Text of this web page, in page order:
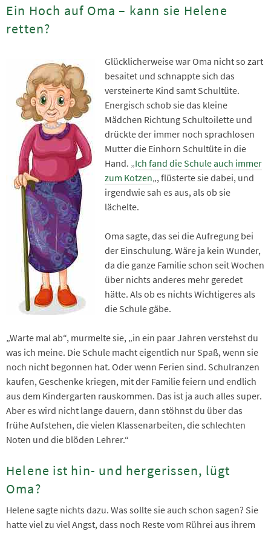
Ein Hoch auf Oma – kann sie Helene
retten?
Glücklicherweise war Oma nicht so zart
besaitet und schnappte sich das
versteinerte Kind samt Schultüte.
Energisch schob sie das kleine
Mädchen Richtung Schultoilette und
drückte der immer noch sprachlosen
Mutter die Einhorn Schultüte in die
Hand. „Ich fand die Schule auch immer
zum Kotzen„, flüsterte sie dabei, und
irgendwie sah es aus, als ob sie
lächelte.
Oma sagte, das sei die Aufregung bei
der Einschulung. Wäre ja kein Wunder,
da die ganze Familie schon seit Wochen
über nichts anderes mehr geredet
hätte. Als ob es nichts Wichtigeres als
die Schule gäbe.
„Warte mal ab“, murmelte sie, „in ein paar Jahren verstehst du
was ich meine. Die Schule macht eigentlich nur Spaß, wenn sie
noch nicht begonnen hat. Oder wenn Ferien sind. Schulranzen
kaufen, Geschenke kriegen, mit der Familie feiern und endlich
aus dem Kindergarten rauskommen. Das ist ja auch alles super.
Aber es wird nicht lange dauern, dann stöhnst du über das
frühe Aufstehen, die vielen Klassenarbeiten, die schlechten
Noten und die blöden Lehrer.“
Helene ist hin- und hergerissen, lügt
Oma?
Helene sagte nichts dazu. Was sollte sie auch schon sagen? Sie
hatte viel zu viel Angst, dass noch Reste vom Rührei aus ihrem